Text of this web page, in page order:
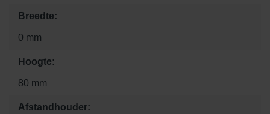
Breedte:
0 mm
Hoogte:
80 mm
Afstandhouder: